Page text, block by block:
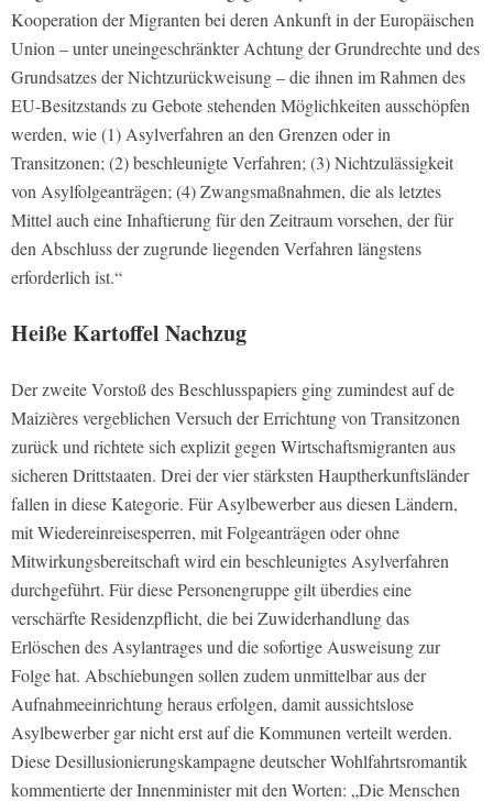
Kooperation der Migranten bei deren Ankunft in der Europäischen
Union – unter uneingeschränkter Achtung der Grundrechte und des
Grundsatzes der Nichtzurückweisung – die ihnen im Rahmen des
EU-Besitzstands zu Gebote stehenden Möglichkeiten ausschöpfen
werden, wie (1) Asylverfahren an den Grenzen oder in
Transitzonen; (2) beschleunigte Verfahren; (3) Nichtzulässigkeit
von Asylfolgeanträgen; (4) Zwangsmaßnahmen, die als letztes
Mittel auch eine Inhaftierung für den Zeitraum vorsehen, der für
den Abschluss der zugrunde liegenden Verfahren längstens
erforderlich ist.“
Heiße Kartoffel Nachzug
Der zweite Vorstoß des Beschlusspapiers ging zumindest auf de
Maizières vergeblichen Versuch der Errichtung von Transitzonen
zurück und richtete sich explizit gegen Wirtschaftsmigranten aus
sicheren Drittstaaten. Drei der vier stärksten Hauptherkunftsländer
fallen in diese Kategorie. Für Asylbewerber aus diesen Ländern,
mit Wiedereinreisesperren, mit Folgeanträgen oder ohne
Mitwirkungsbereitschaft wird ein beschleunigtes Asylverfahren
durchgeführt. Für diese Personengruppe gilt überdies eine
verschärfte Residenzpflicht, die bei Zuwiderhandlung das
Erlöschen des Asylantrages und die sofortige Ausweisung zur
Folge hat. Abschiebungen sollen zudem unmittelbar aus der
Aufnahmeeinrichtung heraus erfolgen, damit aussichtslose
Asylbewerber gar nicht erst auf die Kommunen verteilt werden.
Diese Desillusionierungskampagne deutscher Wohlfahrtsromantik
kommentierte der Innenminister mit den Worten: „Die Menschen